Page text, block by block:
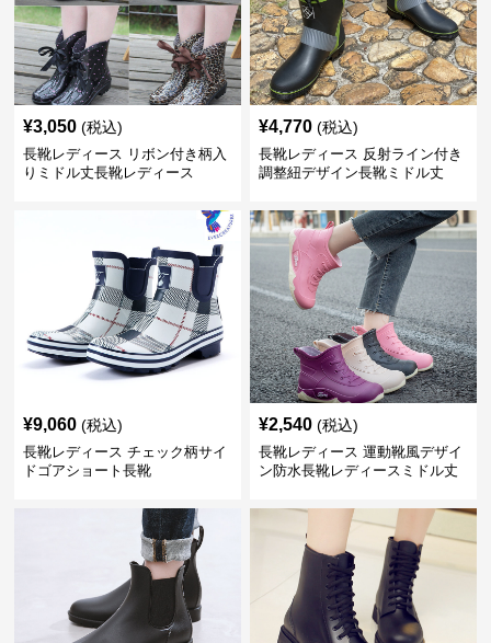
¥3,050 (税込)
長靴レディース リボン付き柄入
りミドル丈長靴レディース
¥4,770 (税込)
長靴レディース 反射ライン付き
調整紐デザイン長靴ミドル丈
¥9,060 (税込)
長靴レディース チェック柄サイ
ドゴアショート長靴
¥2,540 (税込)
長靴レディース 運動靴風デザイ
ン防水長靴レディースミドル丈